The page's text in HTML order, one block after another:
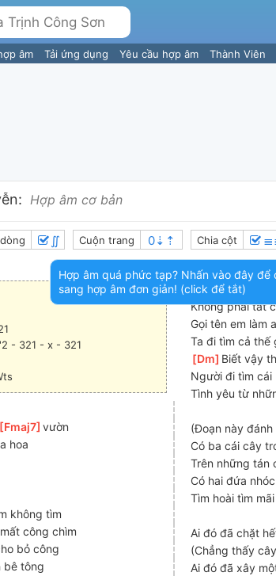
âm Tải ứng dụng Yêu cầu hợp âm Thành Viên
Hợp âm cơ bản
∬ Cuộn trang Chia cột
- 321 - x - 321
[ Fmaj7 ]
vườn
hoa
không tìm
công chìm
bỏ công
bê tông
Để rất lâu sau
Không phải tất
Gọi tên em làm
Ta đi tìm cả thế
[ Dm ]Biết vậy
Người đi tìm cái
Tình yêu từ
(Đoạn này đánh
Có ba cái cây
Trên những tán
Có hai đứa
Tìm hoài tìm
Ai đó đã chặt
(Chẳng thấy
Ai đó đã xây
Hợp âm quá phức tạp? Nhấn vào đây để
sang hợp âm đơn giản! (click để tắt)